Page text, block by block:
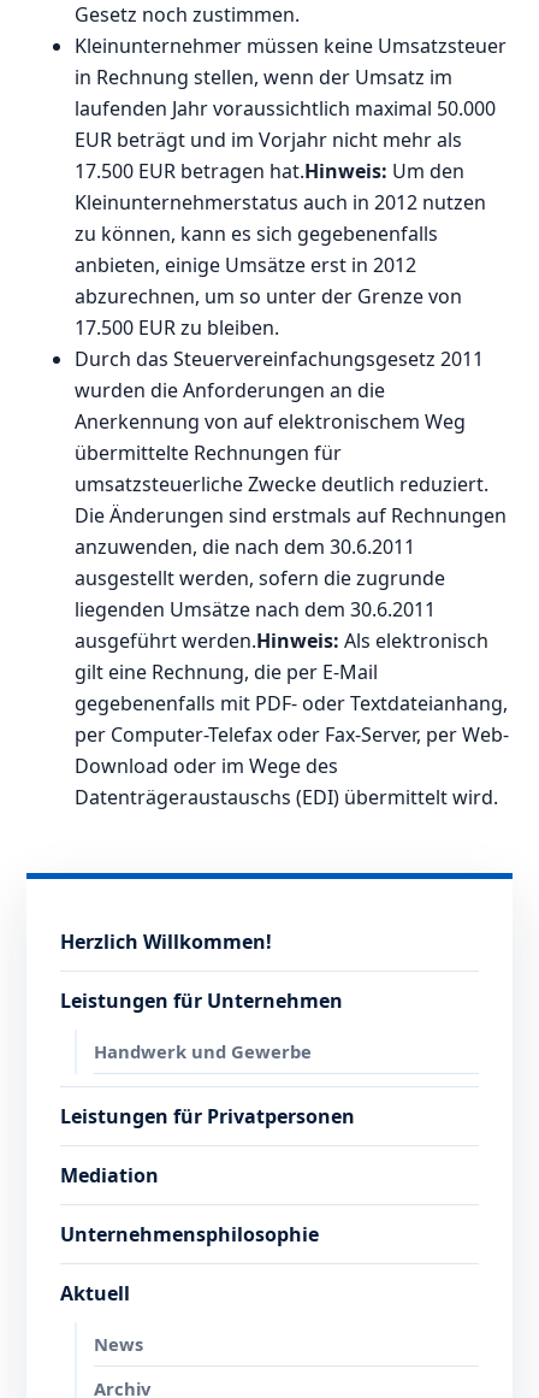
Gesetz noch zustimmen.
Kleinunternehmer müssen keine Umsatzsteuer
in Rechnung stellen, wenn der Umsatz im
laufenden Jahr voraussichtlich maximal 50.000
EUR beträgt und im Vorjahr nicht mehr als
17.500 EUR betragen hat.Hinweis: Um den
Kleinunternehmerstatus auch in 2012 nutzen
zu können, kann es sich gegebenenfalls
anbieten, einige Umsätze erst in 2012
abzurechnen, um so unter der Grenze von
17.500 EUR zu bleiben.
Durch das Steuervereinfachungsgesetz 2011
wurden die Anforderungen an die
Anerkennung von auf elektronischem Weg
übermittelte Rechnungen für
umsatzsteuerliche Zwecke deutlich reduziert.
Die Änderungen sind erstmals auf Rechnungen
anzuwenden, die nach dem 30.6.2011
ausgestellt werden, sofern die zugrunde
liegenden Umsätze nach dem 30.6.2011
ausgeführt werden.Hinweis: Als elektronisch
gilt eine Rechnung, die per E-Mail
gegebenenfalls mit PDF- oder Textdateianhang,
per Computer-Telefax oder Fax-Server, per Web-
Download oder im Wege des
Datenträgeraustauschs (EDI) übermittelt wird.
Herzlich Willkommen!
Leistungen für Unternehmen
Handwerk und Gewerbe
Leistungen für Privatpersonen
Mediation
Unternehmensphilosophie
Aktuell
News
Archiv